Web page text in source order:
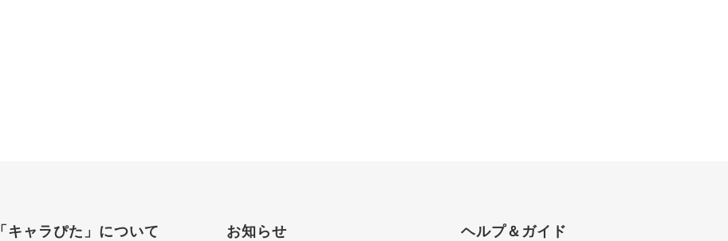
「キャラぴた」について お知らせ ヘルプ＆ガイド